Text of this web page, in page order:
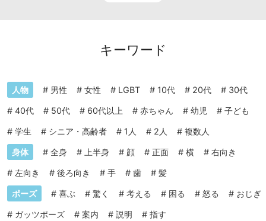
キーワード
人物 # 男性 # 女性 # LGBT # 10代 # 20代 # 30代
# 40代 # 50代 # 60代以上 # 赤ちゃん # 幼児 # 子ども
# 学生 # シニア・高齢者 # 1人 # 2人 # 複数人
身体 # 全身 # 上半身 # 顔 # 正面 # 横 # 右向き
# 左向き # 後ろ向き # 手 # 歯 # 髪
ポーズ # 喜ぶ # 驚く # 考える # 困る # 怒る # おじぎ
# ガッツポーズ # 案内 # 説明 # 指す